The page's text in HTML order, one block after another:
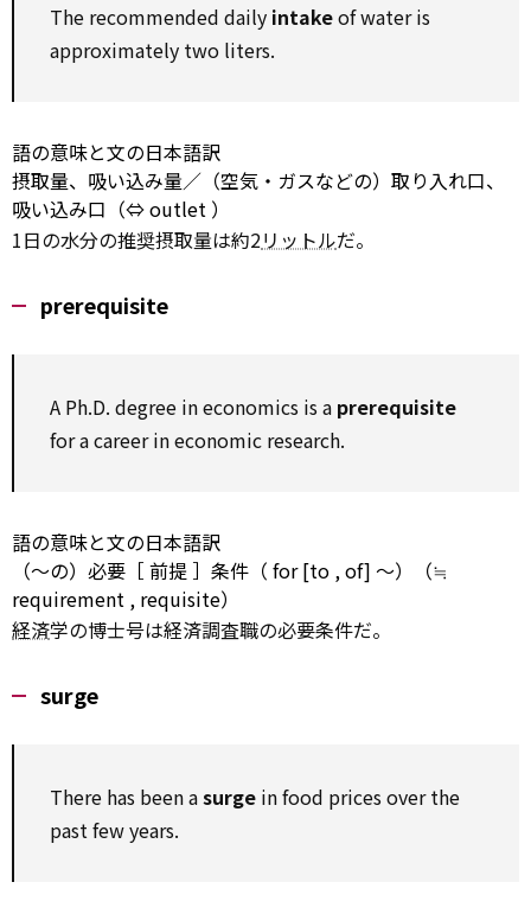
The recommended daily intakeof water is
approximately two liters.
語の意味と文の日本語訳
摂取量、吸い込み量／（空気・ガスなどの）取り入れ口、
吸い込み口（⇔outlet ）
1日の水分の推奨摂取量は約2リットルだ。
prerequisite
A Ph.D. degree ineconomics is a prerequisite
fora career in economic research.
語の意味と文の日本語訳
（～の）必要［ 前提 ］条件（ for [to , of] ～）（≒
requirement , requisite）
経済学の博士号は経済調査職の必要条件だ。
surge
There has been asurge in food prices overthe
past few years.